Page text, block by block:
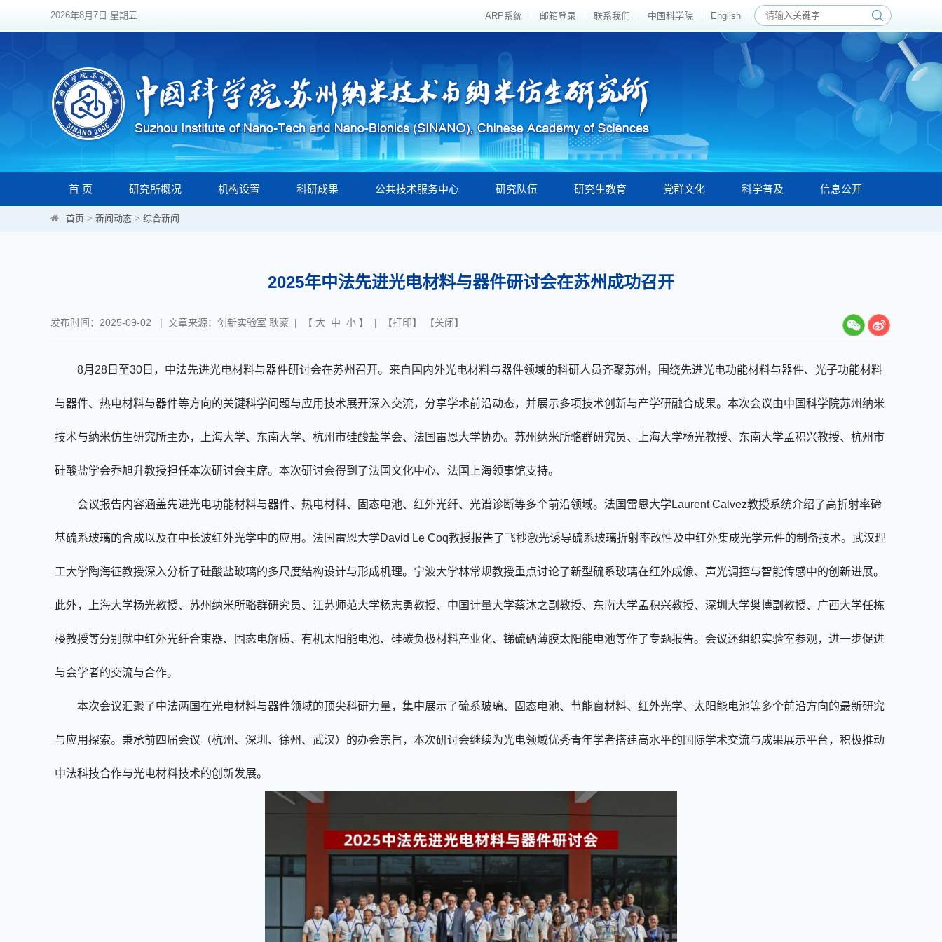
2026年8月7日 星期五 ARP系统 邮箱登录 联系我们 中国科学院 English
首 页 研究所概况 机构设置 科研成果 公共技术服务中心 研究队伍 研究生教育 党群文化 科学普及 信息公开
首页 > 新闻动态 > 综合新闻
2025年中法先进光电材料与器件研讨会在苏州成功召开
发布时间：2025-09-02 | 文章来源：创新实验室 耿蒙 | 【 大 中 小 】 | 【打印】 【关闭】
8月 28 日至30 日，中法先进光电材料与器件研讨会在苏州召开。来自国内外光电材料与器件领域的科研人员齐聚苏州，围绕先进光电功能材料与器件、光子功能材料
与器件、热电材料与器件等方向的关键科学问题与应用技术展开深入交流，分享学术前沿动态，并展示多项技术创新与产学研融合成果。本次会议由中国科学院苏州纳米
技术与纳米仿生研究所主办， 上海大学、东南大学、杭州市硅酸盐学会、 法国 雷恩大学协办。苏州纳米所骆群研究员、上海大学杨光教授、东南大学孟积兴教授、杭州市
硅酸盐学会乔旭升教授担任本次研讨会主席。本次研讨会得到 了法国文化中心、法国上海领事馆支持。
会议报告内容涵盖先进光电功能材料与器件、热电材料、固态电池、红外光纤、光谱诊断等多个前沿领域。法国雷恩大学Laurent Calvez教授系统介绍了高折射率碲
基硫系玻璃的合成以及在中长波红外光学中的应用。法国雷恩大学David Le Coq教授报告了飞秒激光诱导硫系玻璃折射率改性及中红外集成光学元件的制备技术。武汉理
工大学陶海征教授深入分析了硅酸盐玻璃的多尺度结构设计与形成机理。宁波大学林常规教授重点讨论了新型硫系玻璃在红外成像、声光调控与智能传感中的创新进展。
此外，上海大学杨光教授、苏州纳米所骆群研究员、江苏师范大学杨志勇教授、中国计量大学蔡沐之副教授、东南大学孟积兴教授、深圳大学樊博副教授、广西大学任栋
楼教授等分别就中红外光纤合束器、固态电解质、有机太阳能电池、硅碳负极材料产业化、锑硫硒薄膜太阳能电池等作了专题报告。会议还组织实验室参观，进一步促进
与会学者的交流与合作。
本次会议汇聚了中法两国在光电材料与器件领域的顶尖科研力量，集中展示了硫系玻璃、固态电池、节能窗材料、红外光学、太阳能电池等多个前沿方向的最新研究
与应用探索。秉承前四届会议（杭州、深圳、徐州、武汉）的办会宗旨，本次研讨会继续为光电领域优秀青年学者搭建高水平的国际学术交流与成果展示平台，积极推动
中法科技合作与光电材料技术的创新发展。